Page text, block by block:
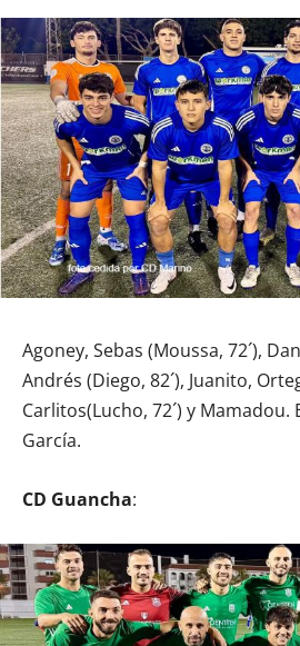
Agoney, Sebas (Moussa, 72´),
Andrés (Diego, 82´), Juanito,
Carlitos(Lucho, 72´) y
García.
CD Guancha: